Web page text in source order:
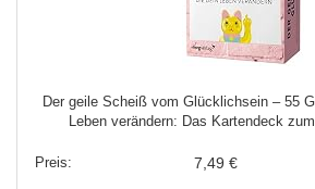
Der geile Scheiß vom Glücklichsein – 55
Leben verändern: Das Kartendeck
7,49 €